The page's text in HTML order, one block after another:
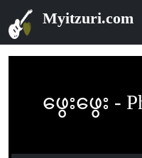
Myitzuri.com
ဖွေးဖွေး -